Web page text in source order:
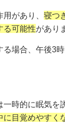
があり、 寝つ
る可能性があり
場合、 午後3
時的に眠気を
に目覚めやすく